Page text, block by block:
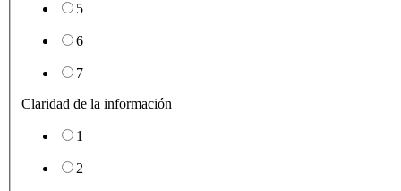
5
6
7
Claridad de la información
1
2